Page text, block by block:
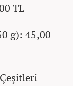
TL
g): 45,00